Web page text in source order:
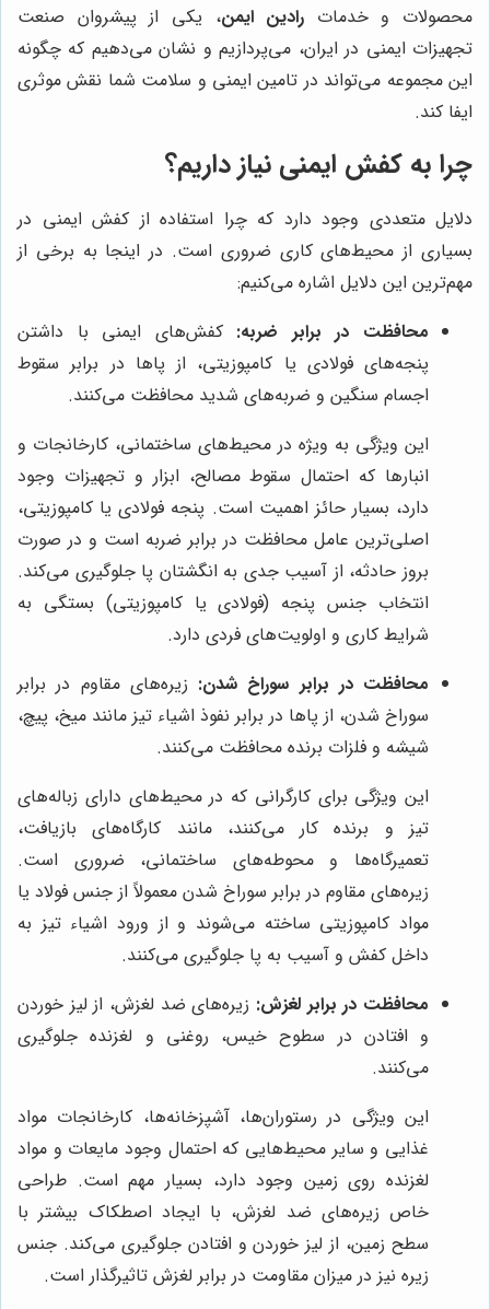
محصولات و خدمات رادین ایمن، یکی از پیشروان صنعت
تجهیزات ایمنی در ایران، می‌پردازیم و نشان می‌دهیم که چگونه
این مجموعه می‌تواند در تامین ایمنی و سلامت شما نقش موثری
ایفا کند.
چرا به کفش ایمنی نیاز داریم؟
دلایل متعددی وجود دارد که چرا استفاده از کفش ایمنی در
بسیاری از محیط‌های کاری ضروری است. در اینجا به برخی از
مهم‌ترین این دلایل اشاره می‌کنیم:
محافظت در برابر ضربه: کفش‌های ایمنی با داشتن
پنجه‌های فولادی یا کامپوزیتی، از پاها در برابر سقوط
اجسام سنگین و ضربه‌های شدید محافظت می‌کنند.
این ویژگی به ویژه در محیط‌های ساختمانی، کارخانجات و
انبارها که احتمال سقوط مصالح، ابزار و تجهیزات وجود
دارد، بسیار حائز اهمیت است. پنجه فولادی یا کامپوزیتی،
اصلی‌ترین عامل محافظت در برابر ضربه است و در صورت
بروز حادثه، از آسیب جدی به انگشتان پا جلوگیری می‌کند.
انتخاب جنس پنجه (فولادی یا کامپوزیتی) بستگی به
شرایط کاری و اولویت‌های فردی دارد.
محافظت در برابر سوراخ شدن: زیره‌های مقاوم در برابر
سوراخ شدن، از پاها در برابر نفوذ اشیاء تیز مانند میخ، پیچ،
شیشه و فلزات برنده محافظت می‌کنند.
این ویژگی برای کارگرانی که در محیط‌های دارای زباله‌های
تیز و برنده کار می‌کنند، مانند کارگاه‌های بازیافت،
تعمیرگاه‌ها و محوطه‌های ساختمانی، ضروری است.
زیره‌های مقاوم در برابر سوراخ شدن معمولاً از جنس فولاد یا
مواد کامپوزیتی ساخته می‌شوند و از ورود اشیاء تیز به
داخل کفش و آسیب به پا جلوگیری می‌کنند.
محافظت در برابر لغزش: زیره‌های ضد لغزش، از لیز خوردن
و افتادن در سطوح خیس، روغنی و لغزنده جلوگیری
می‌کنند.
این ویژگی در رستوران‌ها، آشپزخانه‌ها، کارخانجات مواد
غذایی و سایر محیط‌هایی که احتمال وجود مایعات و مواد
لغزنده روی زمین وجود دارد، بسیار مهم است. طراحی
خاص زیره‌های ضد لغزش، با ایجاد اصطکاک بیشتر با
سطح زمین، از لیز خوردن و افتادن جلوگیری می‌کند. جنس
زیره نیز در میزان مقاومت در برابر لغزش تاثیرگذار است.